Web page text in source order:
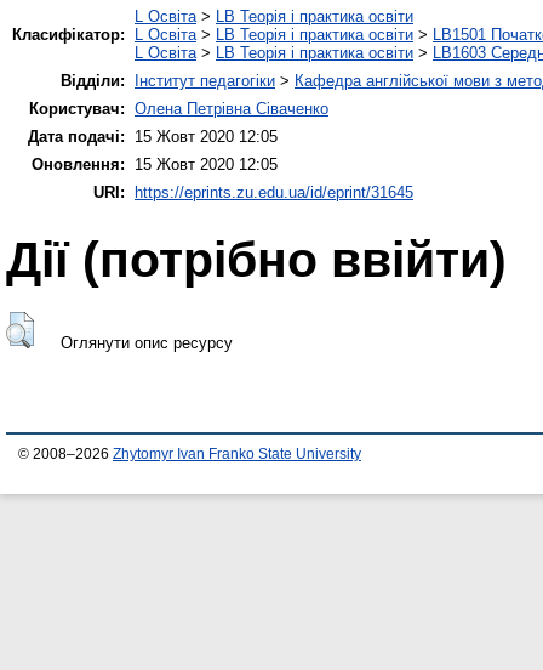
Класифікатор:
L Освіта> LB Теорія і практика освіти
L Освіта> LB Теорія і практика освіти > LB1501
L Освіта> LB Теорія і практика освіти > LB1603
Відділи:
Інститут педагогіки > Кафедра англійської мови з
Користувач: Олена Петрівна Сіваченко
Дата подачі:
15 Жовт 2020 12:05
Оновлення:
15 Жовт 2020 12:05
URI:
https://eprints.zu.edu.ua/id/eprint/31645
Дії ​​(потрібно ввійти)
Оглянути опис ресурсу
© 2008–2026 Zhytomyr Ivan Franko State University